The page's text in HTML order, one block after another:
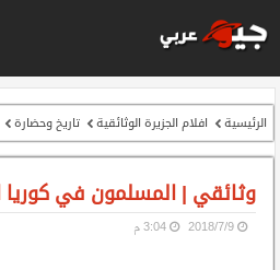
الرئيسية افلام الجزيرة الوثائقية تاريخ وحضارة
وثائقي | المسلمون في كوريا
9‏/7‏/2018 3:04 م